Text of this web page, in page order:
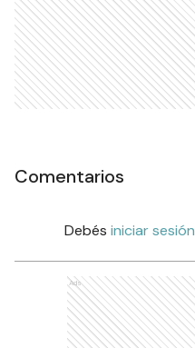
Comentarios
Debés iniciar sesión
Ads